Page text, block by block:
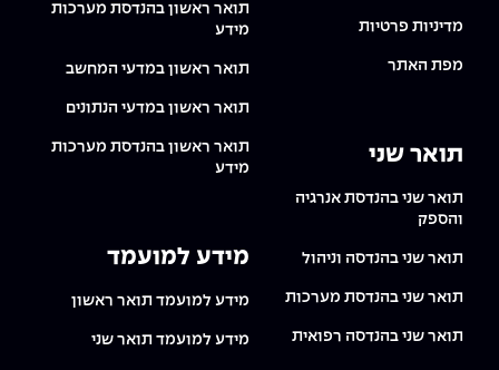
מדיניות פרטיות
מפת האתר
תואר שני
תואר שני בהנדסת אנרגיה
והספק
תואר שני בהנדסה וניהול
תואר שני בהנדסת מערכות
תואר שני בהנדסה רפואית
תואר ראשון בהנדסת מערכות
מידע
תואר ראשון במדעי המחשב
תואר ראשון במדעי הנתונים
תואר ראשון בהנדסת מערכות
מידע
מידע למועמד
מידע למועמד תואר ראשון
מידע למועמד תואר שני